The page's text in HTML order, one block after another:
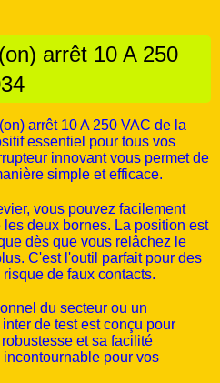
arrêt 10 A 250
arrêt 10 A 250 VAC de la
essentiel pour tous vos
innovant vous permet de
simple et efficace.
vous pouvez facilement
deux bornes. La position est
dès que vous relâchez le
C'est l'outil parfait pour des
de faux contacts.
du secteur ou un
de test est conçu pour
et sa facilité
pour vos